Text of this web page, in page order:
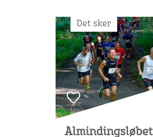
Det sker
Almindingsløbet